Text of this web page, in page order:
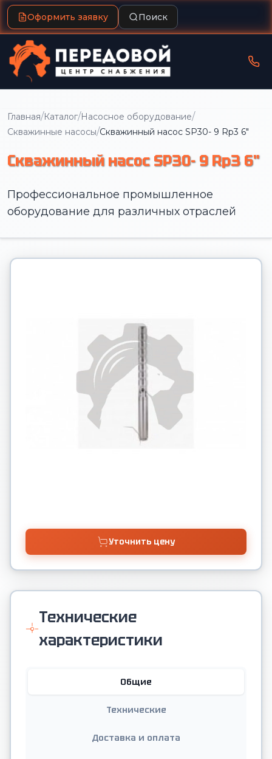
Оформить заявку Поиск
Главная/Каталог/Насосное оборудование/
Скважинные насосы/Скважинный насос SP30- 9 Rp3 6"
Скважинный насос SP30- 9 Rp3 6"
Профессиональное промышленное
оборудование для различных отраслей
Уточнить цену
Технические
характеристики
Общие
Технические
Доставка и оплата